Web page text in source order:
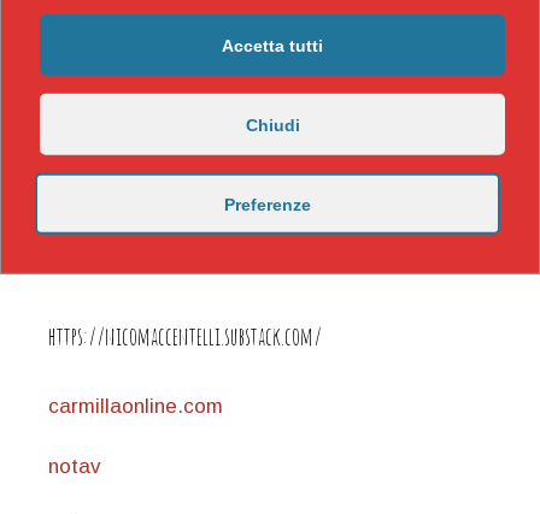
https://nicomaccentelli.substack.com/
carmillaonline.com
notav
Accetta tutti
Chiudi
Preferenze